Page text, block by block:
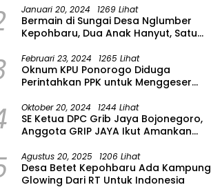
Januari 20, 2024 1269 Lihat
Bermain di Sungai Desa Nglumber
Kepohbaru, Dua Anak Hanyut, Satu
Masih Dalam Pencarian
Februari 23, 2024 1265 Lihat
Oknum KPU Ponorogo Diduga
Perintahkan PPK untuk Menggeser
Provinsi Asal Partai Gerindra
Oktober 20, 2024 1244 Lihat
SE Ketua DPC Grib Jaya Bojonegoro,
Anggota GRIP JAYA Ikut Amankan
Wilayah Bojonegoro
Agustus 20, 2025 1206 Lihat
Desa Betet Kepohbaru Ada Kampung
Glowing Dari RT Untuk Indonesia